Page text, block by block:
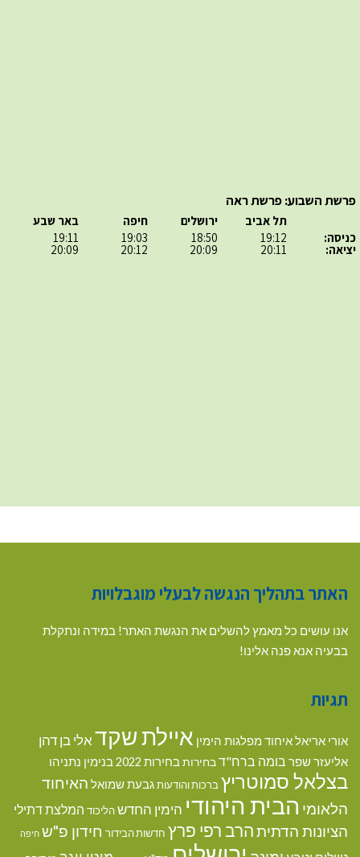
פרשת השבוע: פרשת ראה
כניסה:
יציאה:
תל אביב
19:12
20:11
ירושלים
18:50
20:09
חיפה
19:03
20:12
באר שבע
19:11
20:09
האתר בתהליך הנגשה לבעלי מוגבלויות
אנו עושים כל מאמץ להשלים את הנגשת האתר! במידה ונתקלת
בבעיה אנא פנה אלינו!
תגיות
אורי אריאלאיחוד מפלגות הימין איילת שקדאלי בן דהן
אליעזר שפר בומה ברח"דבחירות בחירות 2022 בנימין נתניהו
בצלאל סמוטריץ ברכות והודעותגבעת שמואל האיחוד
הלאומי הבית היהודי הימין החדשהליכוד המלצת דתילי
הציונות הדתיתהרב רפי פרץ חדשות הבידור חידון פ"ש חיפה